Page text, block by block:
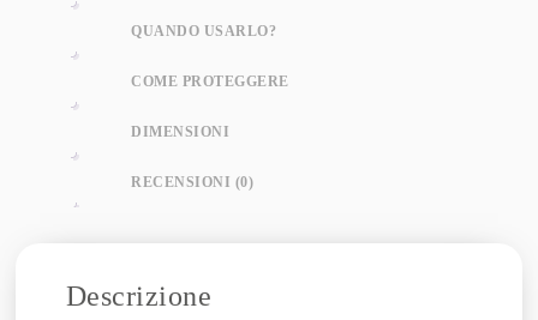
QUANDO USARLO?
COME PROTEGGERE
DIMENSIONI
RECENSIONI (0)
Descrizione